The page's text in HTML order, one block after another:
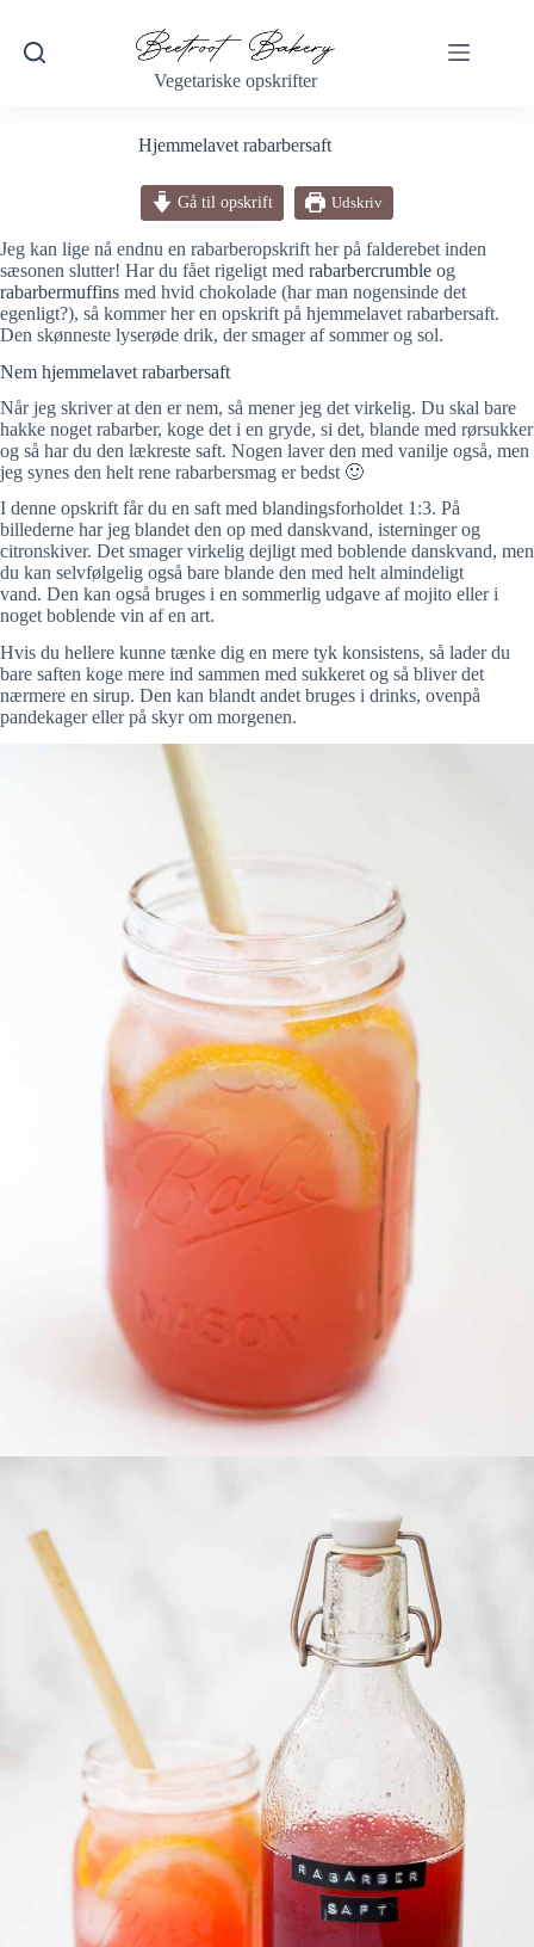
indhold
Vegetariske opskrifter
Hjemmelavet rabarbersaft
Gå til opskrift Udskriv
Jeg kan lige nå endnu en rabarberopskrift her på falderebet inden
sæsonen slutter! Har du fået rigeligt med rabarbercrumble og
rabarbermuffins med hvid chokolade (har man nogensinde det
egenligt?), så kommer her en opskrift på hjemmelavet rabarbersaft.
Den skønneste lyserøde drik, der smager af sommer og sol.
Nem hjemmelavet rabarbersaft
Når jeg skriver at den er nem, så mener jeg det virkelig. Du skal bare
hakke noget rabarber, koge det i en gryde, si det, blande med rørsukker
og så har du den lækreste saft. Nogen laver den med vanilje også, men
jeg synes den helt rene rabarbersmag er bedst 🙂
I denne opskrift får du en saft med blandingsforholdet 1:3. På
billederne har jeg blandet den op med danskvand, isterninger og
citronskiver. Det smager virkelig dejligt med boblende danskvand, men
du kan selvfølgelig også bare blande den med helt almindeligt
vand. Den kan også bruges i en sommerlig udgave af mojito eller i
noget boblende vin af en art.
Hvis du hellere kunne tænke dig en mere tyk konsistens, så lader du
bare saften koge mere ind sammen med sukkeret og så bliver det
nærmere en sirup. Den kan blandt andet bruges i drinks, ovenpå
pandekager eller på skyr om morgenen.